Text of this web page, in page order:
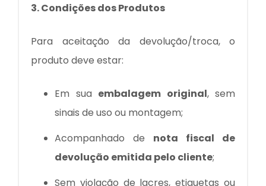
3. Condições dos Produtos
Para aceitação da devolução/troca, o
produto deve estar:
Em sua embalagem original, sem
sinais de uso ou montagem;
Acompanhado de nota fiscal de
devolução emitida pelo cliente;
Sem violação de lacres, etiquetas ou